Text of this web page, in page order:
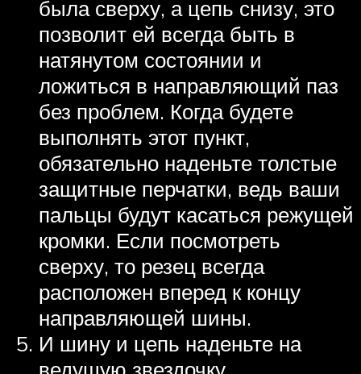
была сверху, а цепь снизу, это
позволит ей всегда быть в
натянутом состоянии и
ложиться в направляющий паз
без проблем. Когда будете
выполнять этот пункт,
обязательно наденьте толстые
защитные перчатки, ведь ваши
пальцы будут касаться режущей
кромки. Если посмотреть
сверху, то резец всегда
расположен вперед к концу
направляющей шины.
И шину и цепь наденьте на